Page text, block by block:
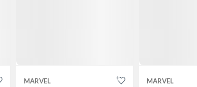
MARVEL MARVEL